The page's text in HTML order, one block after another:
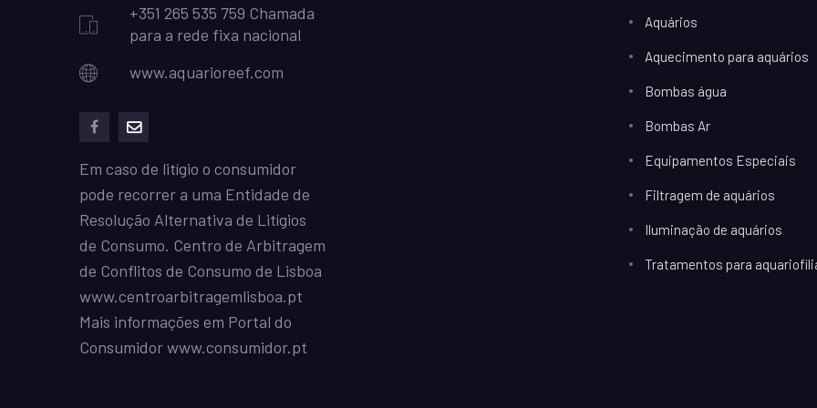
+351 265 535 759 Chamada
para a rede fixa nacional
www.aquarioreef.com
Em caso de litígio o consumidor
pode recorrer a uma Entidade de
Resolução Alternativa de Litígios
de Consumo. Centro de Arbitragem
de Conflitos de Consumo de Lisboa
www.centroarbitragemlisboa.pt
Mais informações em Portal do
Consumidorwww.consumidor.pt
Aquários
Aquecimento para aquários
Bombas água
Bombas Ar
Equipamentos Especiais
Filtragem de aquários
Iluminação de aquários
Tratamentos para